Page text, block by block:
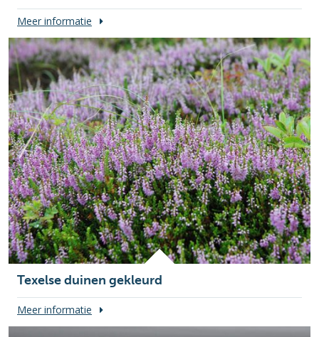
Meer informatie
Texelse duinen gekleurd
Meer informatie